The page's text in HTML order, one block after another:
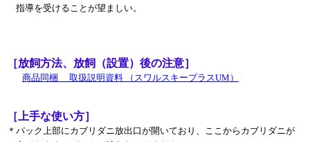
指導を受けることが望ましい。
［放飼方法、放飼（設置）後の注意］
商品同梱 取扱説明資料 （スワルスキープラスUM）
［上手な使い方］
＊ パック上部にカブリダニ放出口が開いており、ここからカブリダニが